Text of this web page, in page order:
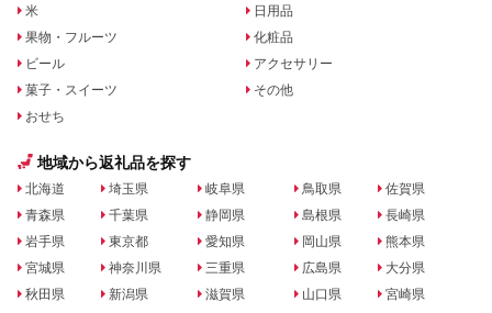
米
果物・フルーツ
ビール
菓子・スイーツ
おせち
日用品
化粧品
アクセサリー
その他
地域から返礼品を探す
北海道
青森県
岩手県
宮城県
秋田県
埼玉県
千葉県
東京都
神奈川県
新潟県
岐阜県
静岡県
愛知県
三重県
滋賀県
鳥取県
島根県
岡山県
広島県
山口県
佐賀県
長崎県
熊本県
大分県
宮崎県